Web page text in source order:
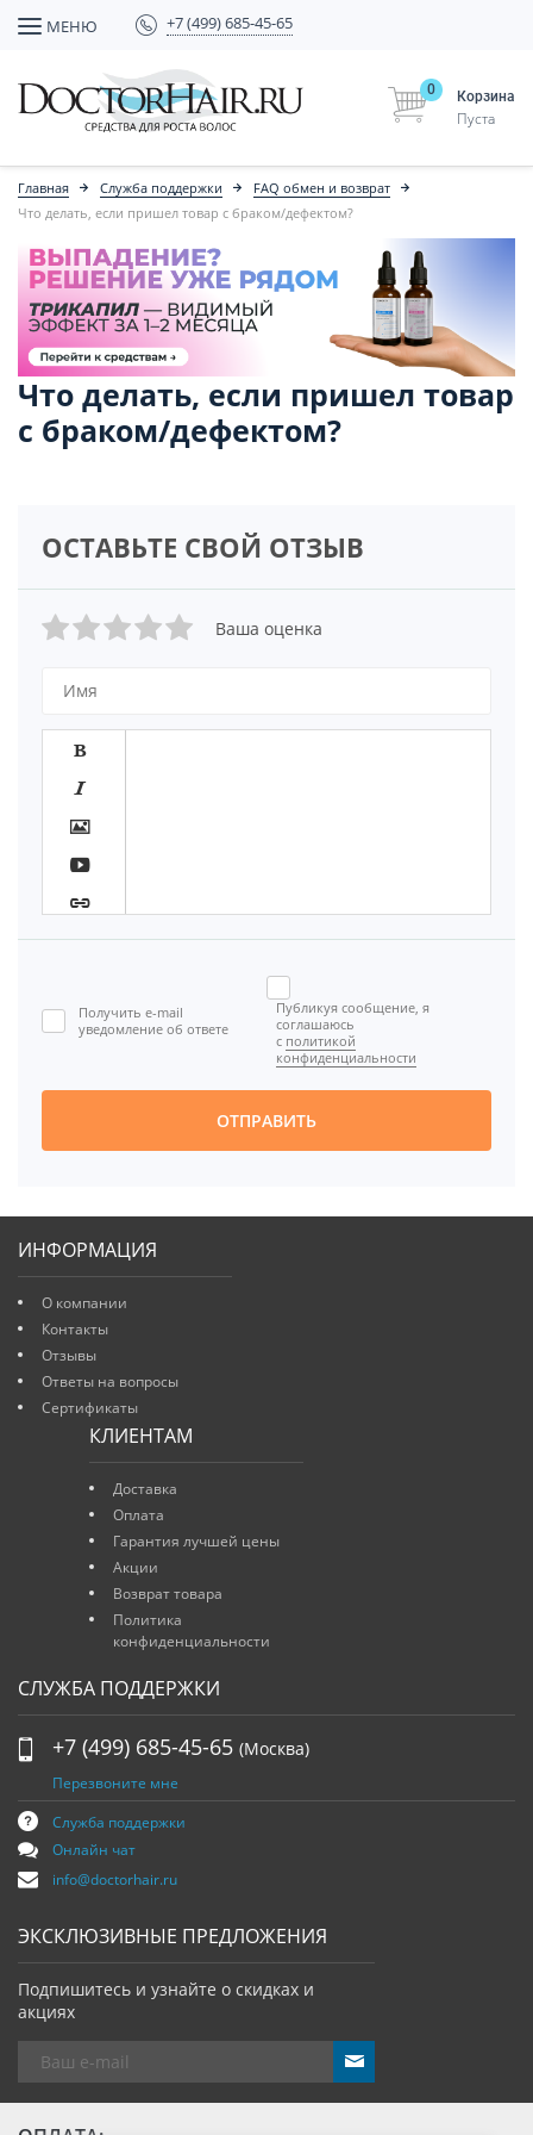
МЕНЮ +7 (499) 685-45-65
Корзина
0
Пуста
Главная Служба поддержки
FAQ обмен и возврат
Что делать, если пришел товар с браком/дефектом?
Что делать, если пришел товар
с браком/дефектом?
ОСТАВЬТЕ СВОЙ ОТЗЫВ
Ваша оценка








Получить e-mail
уведомление об ответе
Публикуя сообщение, я
соглашаюсь
с политикой
конфиденциальности
ОТПРАВИТЬ
ИНФОРМАЦИЯ
О компании
Контакты
Отзывы
Ответы на вопросы
Сертификаты
КЛИЕНТАМ
Доставка
Оплата
Гарантия лучшей цены
Акции
Возврат товара
Политика
конфиденциальности
СЛУЖБА ПОДДЕРЖКИ
+7 (499) 685-45-65 (Москва)
Перезвоните мне
Служба поддержки
Онлайн чат
info@doctorhair.ru
ЭКСКЛЮЗИВНЫЕ ПРЕДЛОЖЕНИЯ
Подпишитесь и узнайте о скидках и
акциях
send